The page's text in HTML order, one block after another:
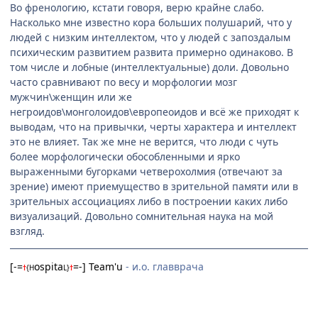
Во френологию, кстати говоря, верю крайне слабо.
Насколько мне известно кора больших полушарий, что у
людей с низким интеллектом, что у людей с запоздалым
психическим развитием развита примерно одинаково. В
том числе и лобные (интеллектуальные) доли. Довольно
часто сравнивают по весу и морфологии мозг
мужчин\женщин или же
негроидов\монголоидов\европеоидов и всё же приходят к
выводам, что на привычки, черты характера и интеллект
это не влияет. Так же мне не верится, что люди с чуть
более морфологически обособленными и ярко
выраженными бугорками четверохолмия (отвечают за
зрение) имеют приемущество в зрительной памяти или в
зрительных ассоциациях либо в построении каких либо
визуализаций. Довольно сомнительная наука на мой
взгляд.
[-=†{HospitaL}†=-] Team'u - и.о. главврача